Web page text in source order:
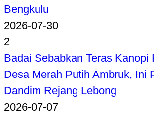
Bengkulu
2026-07-30
2
Badai Sebabkan Teras Kanopi
Desa Merah Putih Ambruk, Ini
Dandim Rejang Lebong
2026-07-07